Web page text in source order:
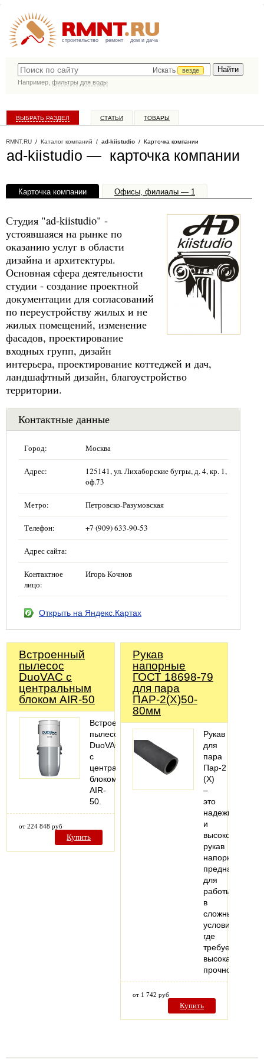
строительство ремонт дом и дача
Искать
везде
Например, фильтры для воды
ВЫБРАТЬ РАЗДЕЛ СТАТЬИ ТОВАРЫ
RMNT.RU / Каталог компаний / ad-kiistudio / Карточка компании
ad-kiistudio — карточка компании
Карточка компании Офисы, филиалы — 1
Студия "ad-kiistudio" -
устоявшаяся на рынке по
оказанию услуг в области
дизайна и архитектуры.
Основная сфера деятельности
студии - создание проектной
документации для согласований
по переустройству жилых и не
жилых помещений, изменение
фасадов, проектирование
входных групп, дизайн
интерьера, проектирование коттеджей и дач,
ландшафтный дизайн, благоустройство
территории.
Контактные данные
Город: Москва
Адрес:
125141, ул. Лихаборские бугры, д. 4, кр. 1,
оф.73
Метро: Петровско-Разумовская
Телефон: +7 (909) 633-90-53
Адрес сайта:
Контактное
лицо:
Игорь Кочнов
Открыть на Яндекс.Картах
Встроенный
пылесос
DuoVAC с
центральным
блоком AIR-50
Встроенный
пылесос
DuoVAC
с
центральным
блоком
AIR-
50.
от 224 848 руб
Купить
Рукав
напорные
ГОСТ 18698-79
для пара
ПАР-2(Х)50-
80мм
Рукав
для
пара
Пар-2
(X)
–
это
надежный
и
рукав
напорный,
для
работы
в
сложных
условиях,
где
требуется
высокая
прочность…
от 1 742 руб
Купить